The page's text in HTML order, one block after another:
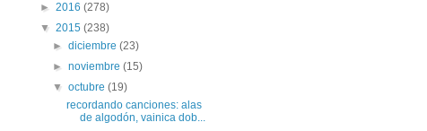
► 2016 (278)
▼ 2015 (238)
►diciembre(23)
►noviembre(15)
▼octubre(19)
recordando canciones: alas
de algodón, vainica dob...